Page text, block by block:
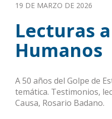
19 DE MARZO DE 2026
Lecturas
Humanos
A 50 años del Golpe de
temática. Testimonios,
Causa, Rosario Badano.